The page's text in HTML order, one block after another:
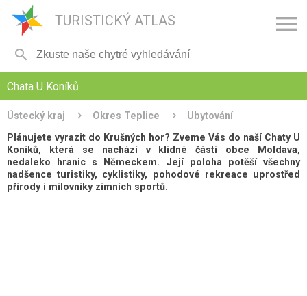
TURISTICKÝ ATLAS 

Chata U Koníků
Ústecký kraj Okres Teplice
Ubytování
Plánujete vyrazit do Krušných hor? Zveme Vás do naší Chaty U
Koníků, která se nachází v klidné části obce Moldava,
nedaleko hranic s Německem. Její poloha potěší všechny
nadšence turistiky, cyklistiky, pohodové rekreace uprostřed
přírody i milovníky zimních sportů.